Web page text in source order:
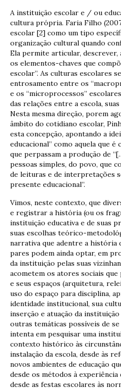
A instituição escolar e / ou
cultura própria. Faria Filho
escolar [2] como um tipo
organização cultural quando
Ela permite articular, descrever,
os elementos-chaves que
escolar”. As culturas escolares
entrosamento entre os
e os “microprocessos”
das relações entre a escola,
Nesta mesma direção, porem
âmbito do cotidiano escolar,
esta concepção, apontando a
educacional” como aquela que
que perpassam a produção de
pessoas simples, do povo, que
de leituras e de interpretações
presente educacional”.
Vimos, neste contexto, que
e registrar a história (ou os
instituição educativa e de suas
suas escolhas teórico-
narrativa que adentre a história
pares podem ainda optar, em
da instituição pelas suas
acometem os atores sociais
e seus espaços (arquitetura,
uso do espaço para disciplina,
identidade institucional, sua
inserção e atuação da
outras temáticas possíveis de
intenta em pesquisar uma
contexto histórico às
instalação da escola, desde às
novos ambientes de educação
desde os métodos à experiência
desde as festas escolares às